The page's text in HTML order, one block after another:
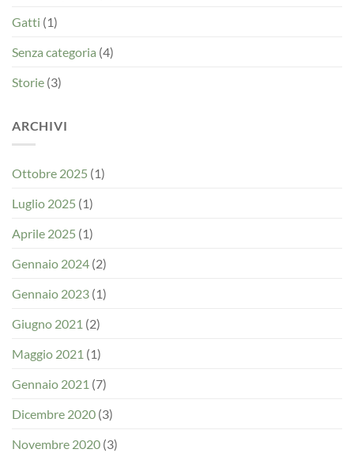
Gatti (1)
Senza categoria (4)
Storie (3)
ARCHIVI
Ottobre 2025 (1)
Luglio 2025 (1)
Aprile 2025 (1)
Gennaio 2024 (2)
Gennaio 2023 (1)
Giugno 2021 (2)
Maggio 2021 (1)
Gennaio 2021 (7)
Dicembre 2020 (3)
Novembre 2020 (3)